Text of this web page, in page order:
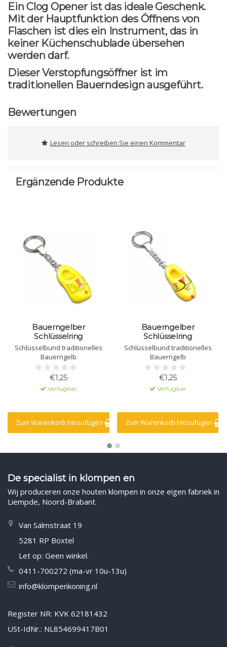
Ein Clog Opener ist das ideale Geschenk.
Mit der Hauptfunktion des Öffnens von
Flaschen ist dies ein Instrument, das in
keiner Küchenschublade übersehen
werden darf.
Dieser Verstopfungsöffner ist im
traditionellen Bauerndesign ausgeführt.
Bewertungen
Lesen oder schreiben Sie einen Kommentar
Ergänzende Produkte
Bauerngelber
Schlüsselring
Schlüsselbund traditionelles
Bauerngelb
€1,25
Verfügbar
Zum Warenkorb hinzufügen
Bauerngelber
Schlüsselring
Schlüsselbund traditionelles
Bauerngelb
€1,25
Verfügbar
Zum Warenkorb hinzufügen
De specialist in klompen en
Wij produceren onze houten klompen in onze eigen fabriek in
Liempde, Noord-Brabant.
Van Salmstraat 19
5281 RP Boxtel
Let op: Geen winkel.
0411-700272 (ma-vr 10u-13u)
info@klompenkoning.nl
Register NR: KVK 62181432
USt-IdNr.: NL854699417B01